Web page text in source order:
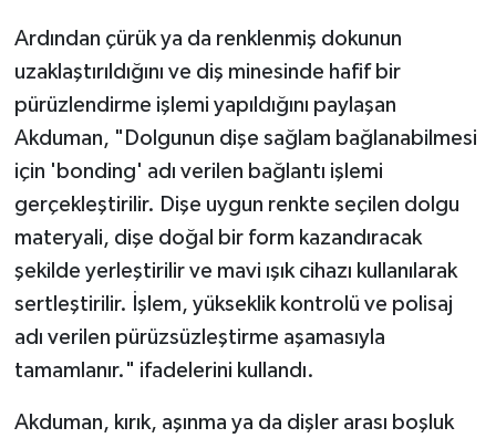
Ardından çürük ya da renklenmiş dokunun
uzaklaştırıldığını ve diş minesinde hafif bir
pürüzlendirme işlemi yapıldığını paylaşan
Akduman, "Dolgunun dişe sağlam bağlanabilmesi
için 'bonding' adı verilen bağlantı işlemi
gerçekleştirilir. Dişe uygun renkte seçilen dolgu
materyali, dişe doğal bir form kazandıracak
şekilde yerleştirilir ve mavi ışık cihazı kullanılarak
sertleştirilir. İşlem, yükseklik kontrolü ve polisaj
adı verilen pürüzsüzleştirme aşamasıyla
tamamlanır." ifadelerini kullandı.
Akduman, kırık, aşınma ya da dişler arası boşluk